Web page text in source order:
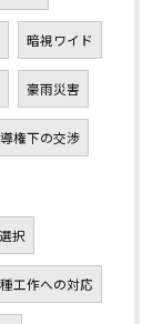
暗視ワイド
豪雨災害
権下の交渉
択
工作への対応